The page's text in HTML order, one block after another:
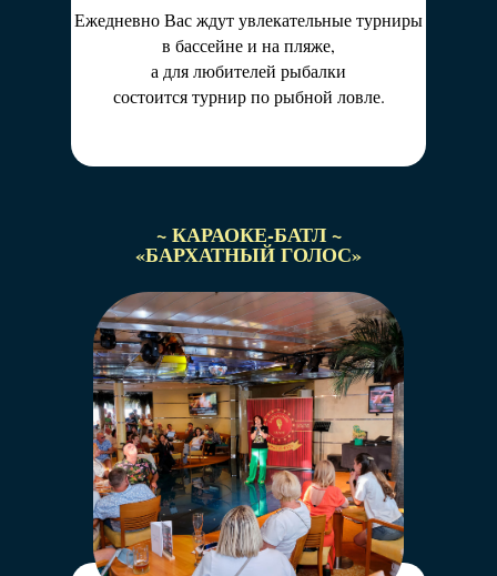
Ежедневно Вас ждут увлекательные турниры
в бассейне и на пляже,
а для любителей рыбалки
состоится турнир по рыбной ловле.
~ КАРАОКЕ-БАТЛ ~
«БАРХАТНЫЙ ГОЛОС»
«Радио Шансон» зажигает теплые огни
самых
душевных вечеров!
Сразу после концертов, заходите к нам
на «Бархатный огонёк» в бар «Бархатный
Шансон».
Вас ждут творческие вечера любимых
артистов